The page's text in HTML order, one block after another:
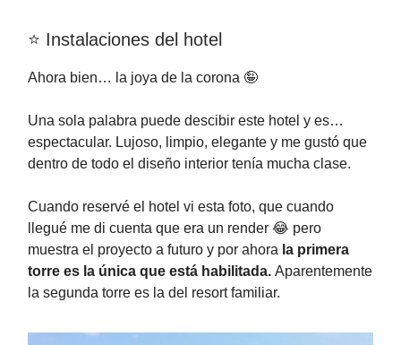
⭐️ Instalaciones del hotel
Ahora bien… la joya de la corona 🤪
Una sola palabra puede descibir este hotel y es…
espectacular. Lujoso, limpio, elegante y me gustó que
dentro de todo el diseño interior tenía mucha clase.
Cuando reservé el hotel vi esta foto, que cuando
llegué me di cuenta que era un render 😂 pero
muestra el proyecto a futuro y por ahora la primera
torre es la única que está habilitada. Aparentemente
la segunda torre es la del resort familiar.